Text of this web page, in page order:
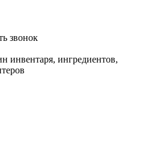
звонок
инвентаря, ингредиентов,